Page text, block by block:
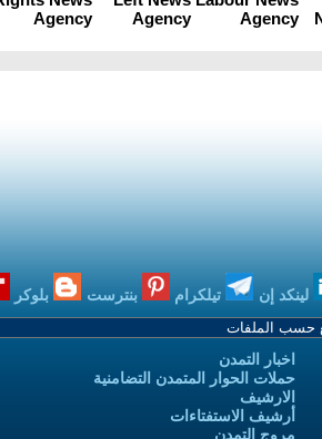
لينكد إن تيلكرام بنترست بلوكر
اخبار التمدن
حملات الحوار المتمدن التضامنية
الارشيف
أرشيف الاستفتاءات
مروج التمدن